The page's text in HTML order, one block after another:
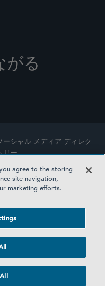
がる
ーシャル メディア ディレク
リー
連絡先agree to the storing
site navigation,
marketing efforts.